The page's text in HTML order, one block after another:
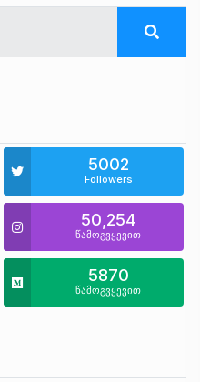
5002
Followers
50,254
წამოგვყევით
5870
წამოგვყევით